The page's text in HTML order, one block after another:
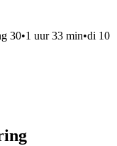
30•1 uur 33 min•di 10